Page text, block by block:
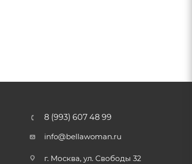
8 (993) 607 48 99
info@bellawoman.ru
г. Москва, ул. Свободы 32